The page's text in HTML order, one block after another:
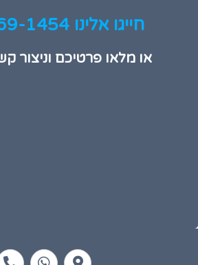
חייגו אלינו 074-769-1454
או מלאו פרטיכם וניצור
a
h
h